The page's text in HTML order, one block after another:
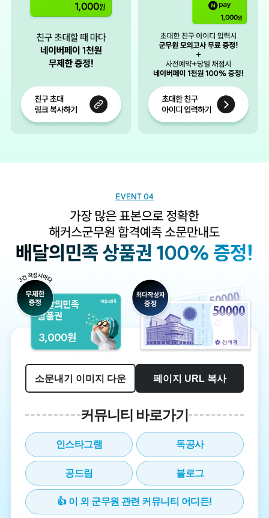
소문내기 이미지 다운 페이지 URL 복사
커뮤니티 바로가기
인스타그램 독공사
공드림 블로그
👍 이 외 군무원 관련 커뮤니티 어디든!